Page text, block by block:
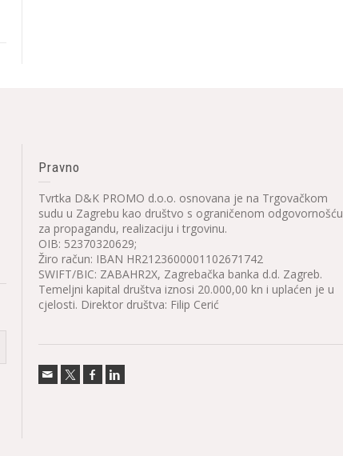
Pravno
Tvrtka D&K PROMO d.o.o. osnovana je na Trgovačkom
sudu u Zagrebu kao društvo s ograničenom odgovornošću
za propagandu, realizaciju i trgovinu.
OIB: 52370320629;
Žiro račun: IBAN HR2123600001102671742
SWIFT/BIC: ZABAHR2X, Zagrebačka banka d.d. Zagreb.
Temeljni kapital društva iznosi 20.000,00 kn i uplaćen je u
cjelosti. Direktor društva: Filip Cerić